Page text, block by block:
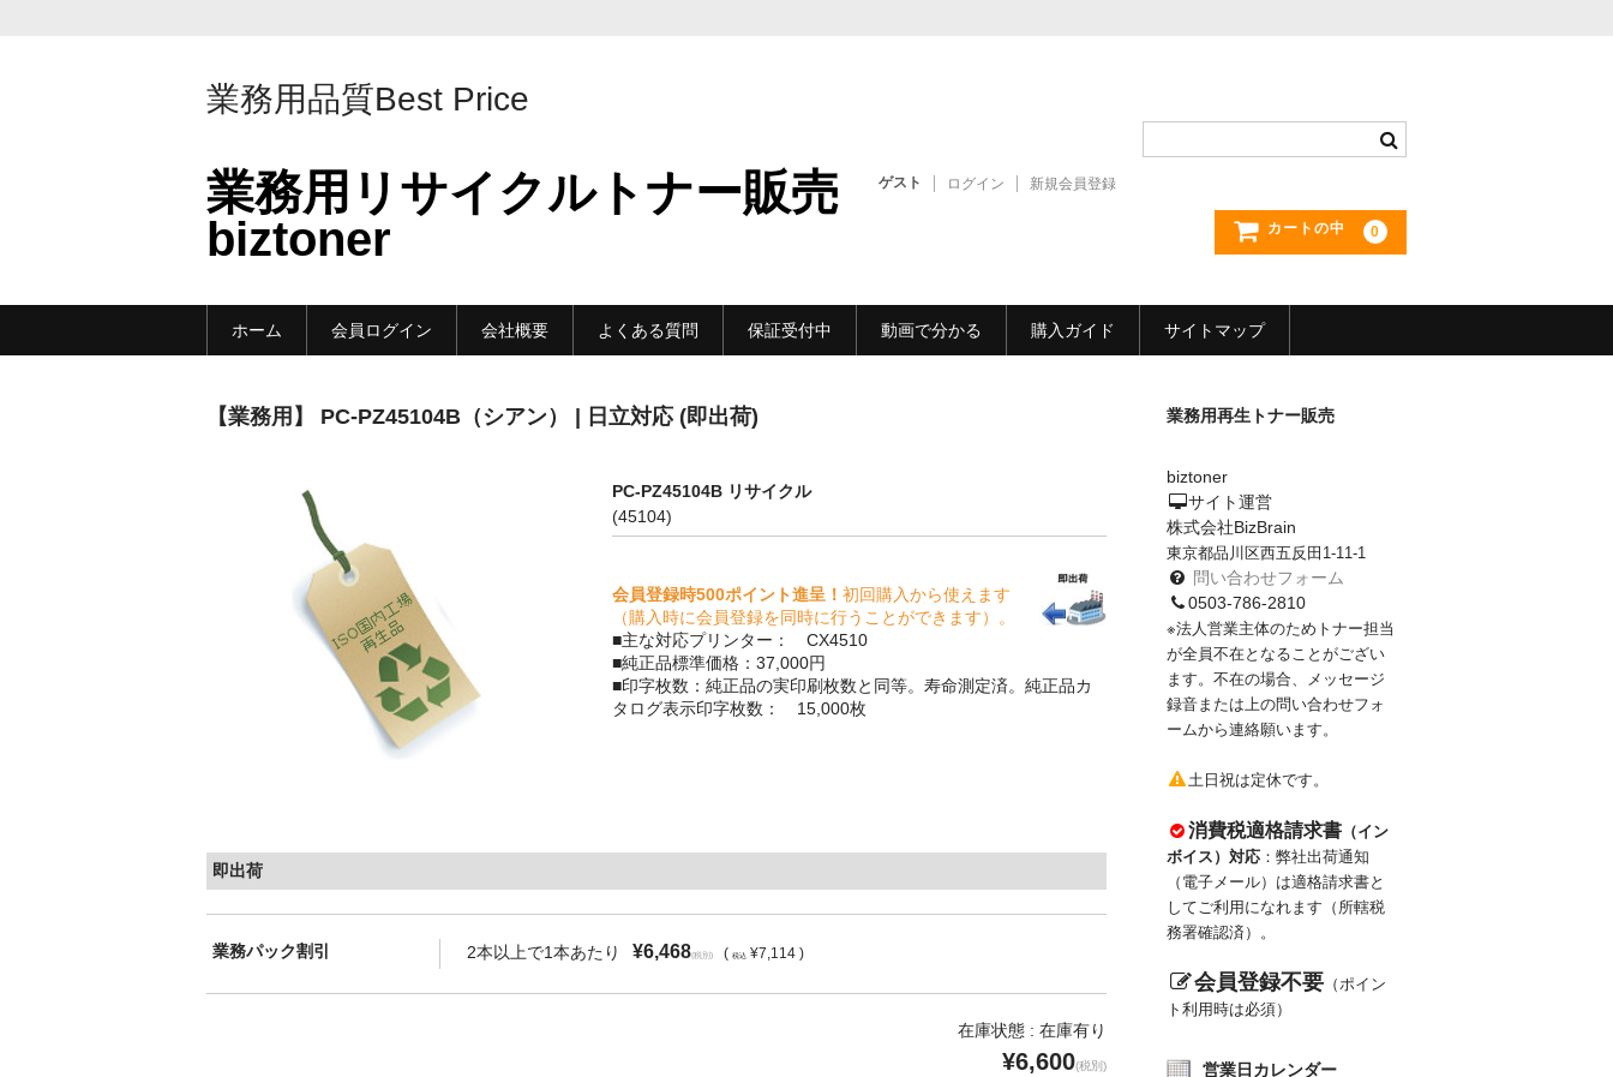
業務用品質Best Price
業務用リサイクルトナー販売
biztoner
ゲスト ログイン 新規会員登録
カートの中 0
ホーム 会員ログイン 会社概要 よくある質問 保証受付中 動画で分かる 購入ガイド サイトマップ
【業務用】 PC-PZ45104B（シアン） | 日立対応 (即出荷)
PC-PZ45104B リサイクル
(45104)
会員登録時500ポイント進呈！ 初回購入から使えます
（購入時に会員登録を同時に行うことができます）。
■主な対応プリンター： CX4510
■純正品標準価格：37,000円
■印字枚数：純正品の実印刷枚数と同等。寿命測定済。純正品カ
タログ表示印字枚数： 15,000枚
即出荷
業務パック割引 2本以上で1本あたり ¥6,468(税別) ( 税込 ¥7,114 )
在庫状態 : 在庫有り
¥6,600(税別)
業務用再生トナー販売
biztoner
サイト運営
株式会社BizBrain
東京都品川区西五反田1-11-1
問い合わせフォーム
0503-786-2810
※法人営業主体のためトナー担当
が全員不在となることがござい
ます。不在の場合、メッセージ
録音または上の問い合わせフォ
ームから連絡願います。
土日祝は定休です。
消費税適格請求書 （イン
ボイス）対応 ：弊社出荷通知
（電子メール）は適格請求書と
してご利用になれます（所轄税
務署確認済）。
会員登録不要 （ポイン
ト利用時は必須）
営業日カレンダー